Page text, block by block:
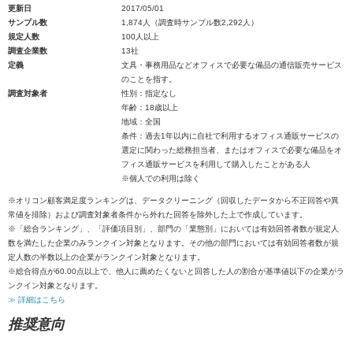
更新日
2017/05/01
サンプル数
1,874人（調査時サンプル数2,292人）
規定人数
100人以上
調査企業数
13社
定義
文具・事務用品などオフィスで必要な備品の通信販売サービス
のことを指す。
調査対象者
性別：指定なし
年齢：18歳以上
地域：全国
条件：過去1年以内に自社で利用するオフィス通販サービスの
選定に関わった総務担当者、またはオフィスで必要な備品をオ
フィス通販サービスを利用して購入したことがある人
※個人での利用は除く
※オリコン顧客満足度ランキングは、データクリーニング（回収したデータから不正回答や異
常値を排除）および調査対象者条件から外れた回答を除外した上で作成しています。
※「総合ランキング」、「評価項目別」、部門の「業態別」においては有効回答者数が規定人
数を満たした企業のみランクイン対象となります。その他の部門においては有効回答者数が規
定人数の半数以上の企業がランクイン対象となります。
※総合得点が60.00点以上で、他人に薦めたくないと回答した人の割合が基準値以下の企業がラ
ンクイン対象となります。
≫ 詳細はこちら
推奨意向